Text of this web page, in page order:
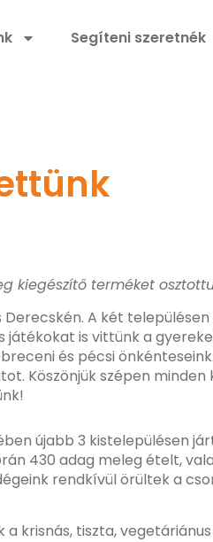
Segíteni szeretnék
terméket
A két
is vittünk a
és pécsi
Köszönjük szépen
újabb 3 kistelepülésen
430 adag meleg ételt,
rendkívül örültek a
krisnás, tiszta,